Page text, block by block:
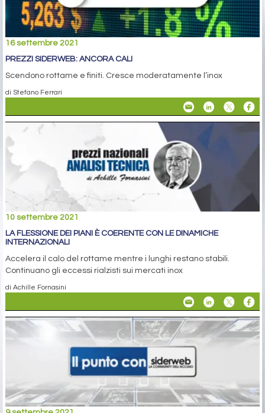
16 settembre 2021
PREZZI SIDERWEB: ANCORA CALI
Scendono rottame e finiti. Cresce moderatamente l’inox
di Stefano Ferrari
10 settembre 2021
LA FLESSIONE DEI PIANI È COERENTE CON LE DINAMICHE
INTERNAZIONALI
Accelera il calo del rottame mentre i lunghi restano stabili.
Continuano gli eccessi rialzisti sui mercati inox
di Achille Fornasini